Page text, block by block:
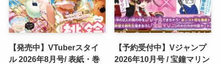
【発売中】VTuberスタイ
ル 2026年8月号/ 表紙・巻
【予約受付中】Vジャンプ
2026年10月号 / 宝鐘マリン